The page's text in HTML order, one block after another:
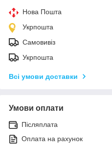
Нова Пошта
Укрпошта
Самовивіз
Укрпошта
Всі умови доставки
Умови оплати
Післяплата
Оплата на рахунок